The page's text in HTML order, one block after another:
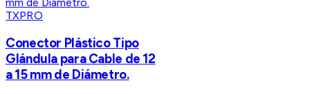
TXPRO
Conector Plástico Tipo
Glándula para Cable de 12
a 15 mm de Diámetro.